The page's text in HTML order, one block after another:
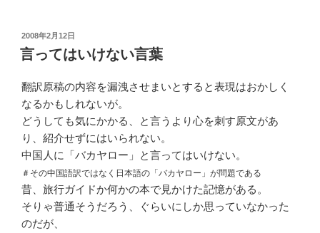
投
稿
日:
2008年2月12日
言ってはいけない言葉
翻訳原稿の内容を漏洩させまいとすると表現はおかしく
なるかもしれないが。
どうしても気にかかる、と言うより心を刺す原文があ
り、紹介せずにはいられない。
中国人に「バカヤロー」と言ってはいけない。
＃その中国語訳ではなく日本語の「バカヤロー」が問題である
昔、旅行ガイドか何かの本で見かけた記憶がある。
そりゃ普通そうだろう、ぐらいにしか思っていなかった
のだが、